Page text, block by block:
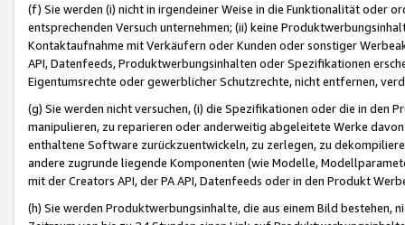
(f) Sie werden (i) nicht in irgendeiner Weise in die Funktionalität oder
entsprechenden Versuch unternehmen; (ii) keine
Kontaktaufnahme mit Verkäufern oder Kunden oder sonstiger
API, Datenfeeds, Produktwerbungsinhalten oder Spezifikationen
Eigentumsrechte oder gewerblicher Schutzrechte, nicht entfernen,
(g) Sie werden nicht versuchen, (i) die Spezifikationen oder die in
manipulieren, zu reparieren oder anderweitig abgeleitete Werke
enthaltene Software zurückzuentwickeln, zu zerlegen, zu
andere zugrunde liegende Komponenten (wie Modelle,
mit der Creators API, der PA API, Datenfeeds oder in den Produkt
(h) Sie werden Produktwerbungsinhalte, die aus einem Bild bestehen,